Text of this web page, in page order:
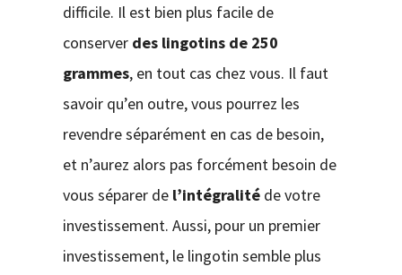
difficile. Il est bien plus facile de
conserver des lingotins de 250
grammes, en tout cas chez vous. Il faut
savoir qu’en outre, vous pourrez les
revendre séparément en cas de besoin,
et n’aurez alors pas forcément besoin de
vous séparer de l’intégralité de votre
investissement. Aussi, pour un premier
investissement, le lingotin semble plus